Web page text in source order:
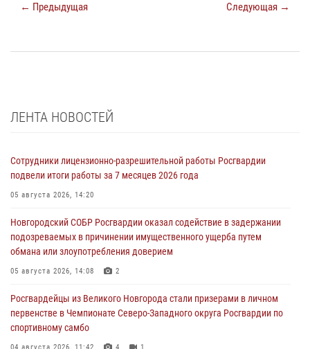
← Предыдущая Следующая →
ЛЕНТА НОВОСТЕЙ
Сотрудники лицензионно-разрешительной работы Росгвардии
подвели итоги работы за 7 месяцев 2026 года
05 августа 2026, 14:20
Новгородский СОБР Росгвардии оказал содействие в задержании
подозреваемых в причинении имущественного ущерба путем
обмана или злоупотребления доверием
05 августа 2026, 14:08 2
Росгвардейцы из Великого Новгорода стали призерами в личном
первенстве в Чемпионате Северо-Западного округа Росгвардии по
спортивному самбо